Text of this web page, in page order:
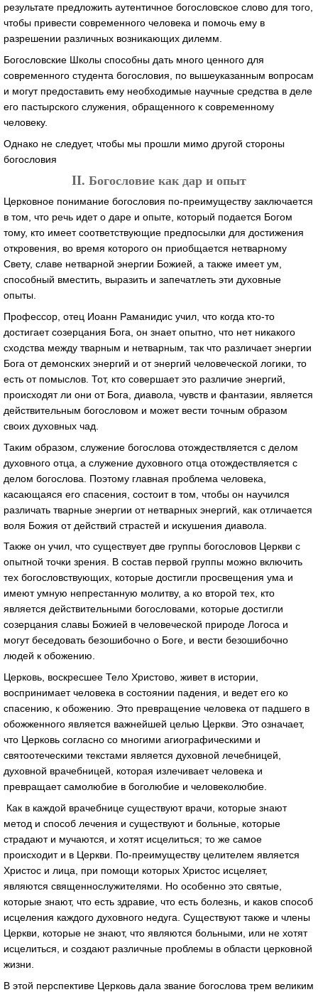
результате предложить аутентичное богословское слово для того,
чтобы привести современного человека и помочь ему в
разрешении различных возникающих дилемм.
Богословские Школы способны дать много ценного для
современного студента богословия, по вышеуказанным вопросам
и могут предоставить ему необходимые научные средства в деле
его пастырского служения, обращенного к современному
человеку.
Однако не следует, чтобы мы прошли мимо другой стороны
богословия
II. Богословие как дар и опыт
Церковное понимание богословия по-преимуществу заключается
в том, что речь идет о даре и опыте, который подается Богом
тому, кто имеет соответствующие предпосылки для достижения
откровения, во время которого он приобщается нетварному
Свету, славе нетварной энергии Божией, а также имеет ум,
способный вместить, выразить и запечатлеть эти духовные
опыты.
Профессор, отец Иоанн Раманидис учил, что когда кто-то
достигает созерцания Бога, он знает опытно, что нет никакого
сходства между тварным и нетварным, так что различает энергии
Бога от демонских энергий и от энергий человеческой логики, то
есть от помыслов. Тот, кто совершает это различие энергий,
происходят ли они от Бога, диавола, чувств и фантазии, является
действительным богословом и может вести точным образом
своих духовных чад.
Таким образом, служение богослова отождествляется с делом
духовного отца, а служение духовного отца отождествляется с
делом богослова. Поэтому главная проблема человека,
касающаяся его спасения, состоит в том, чтобы он научился
различать тварные энергии от нетварных энергий, как отличается
воля Божия от действий страстей и искушения диавола.
Также он учил, что существует две группы богословов Церкви с
опытной точки зрения. В состав первой группы можно включить
тех богословствующих, которые достигли просвещения ума и
имеют умную непрестанную молитву, а ко второй тех, кто
является действительными богословами, которые достигли
созерцания славы Божией в человеческой природе Логоса и
могут беседовать безошибочно о Боге, и вести безошибочно
людей к обожению.
Церковь, воскресшее Тело Христово, живет в истории,
воспринимает человека в состоянии падения, и ведет его ко
спасению, к обожению. Это превращение человека от падшего в
обожженного является важнейшей целью Церкви. Это означает,
что Церковь согласно со многими агиографическими и
святоотеческими текстами является духовной лечебницей,
духовной врачебницей, которая излечивает человека и
превращает самолюбие в боголюбие и человеколюбие.
Как в каждой врачебнице существуют врачи, которые знают
метод и способ лечения и существуют и больные, которые
страдают и мучаются, и хотят исцелиться; то же самое
происходит и в Церкви. По-преимуществу целителем является
Христос и лица, при помощи которых Христос исцеляет,
являются священнослужителями. Но особенно это святые,
которые знают, что есть здравие, что есть болезнь, и каков способ
исцеления каждого духовного недуга. Существуют также и члены
Церкви, которые не знают, что являются больными, или не хотят
исцелиться, и создают различные проблемы в области церковной
жизни.
В этой перспективе Церковь дала звание богослова трем великим